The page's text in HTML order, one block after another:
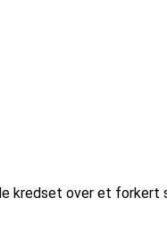
kredset over et